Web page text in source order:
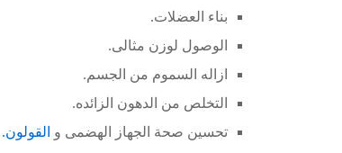
بناء العضلات.
الوصول لوزن مثالى.
ازاله السموم من الجسم.
التخلص من الدهون الزائده.
تحسين صحة الجهاز الهضمى و القولون.